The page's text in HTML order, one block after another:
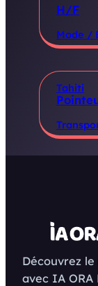
H/F
Mode /
Tahiti
Découvrez
avec IA ORA